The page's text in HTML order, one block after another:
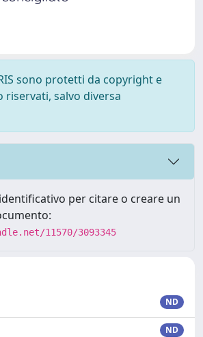
sono protetti da copyright e
salvo diversa
per citare o creare un
11570/3093345
ND
ND